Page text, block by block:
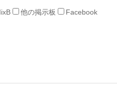
他の掲示板
Facebook